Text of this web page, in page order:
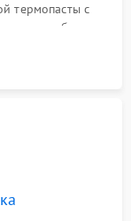
термопасты с
с банок
и окислов.